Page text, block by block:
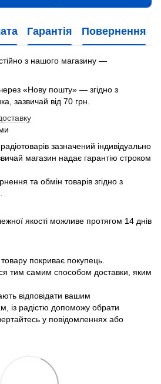
Гарантія Повернення
з нашого магазину —
«Нову пошту» — згідно з
зазвичай від 70 грн.
зазначений індивідуально
магазин надає гарантію строком
та обмін товарів згідно з
якості можливе протягом 14 днів
покриває покупець.
тим самим способом доставки, яким
відповідати вашим
із радістю допоможу обрати
у повідомленнях або